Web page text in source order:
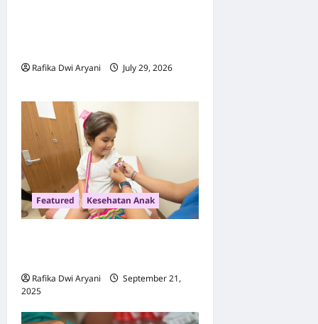
Rafika Dwi Aryani
July 29, 2026
Featured Kesehatan Anak
Rafika Dwi Aryani
September 21,
2025